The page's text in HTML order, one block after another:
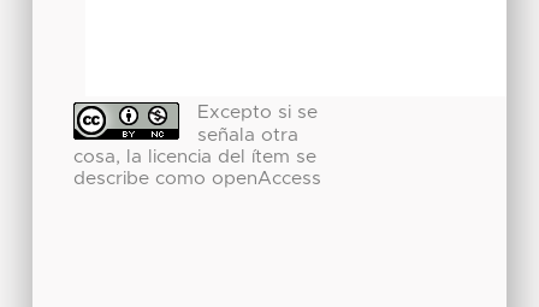
Excepto si se
señala otra
cosa, la licencia del ítem se
describe como openAccess